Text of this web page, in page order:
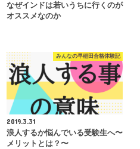
なぜインドは若いうちに行くのが
オススメなのか
みんなの早稲田合格体験記
2019.3.31
浪人するか悩んでいる受験生へ〜
メリットとは？〜